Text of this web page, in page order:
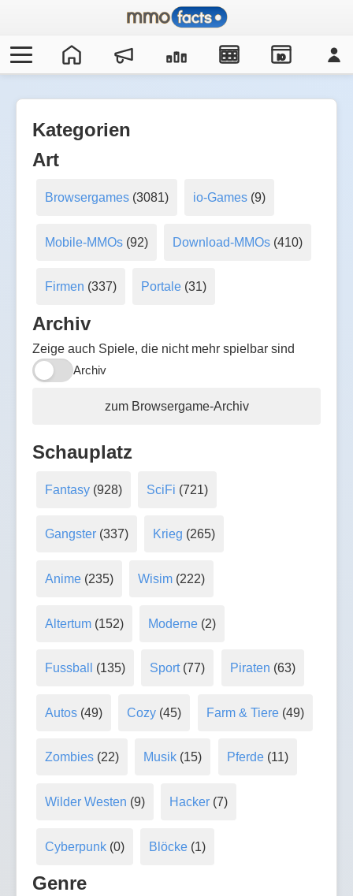
IO
Kategorien
Art
Browsergames(3081) io-Games (9)
Mobile-MMOs(92) Download-MMOs (410)
Firmen (337) Portale (31)
Archiv
Zeige auch Spiele, die nicht mehr spielbar sind
Archiv
zum Browsergame-Archiv
Schauplatz
Fantasy(928) SciFi (721)
Gangster(337) Krieg (265)
Anime(235) Wisim (222)
Altertum(152) Moderne (2)
Fussball (135) Sport(77) Piraten (63)
Autos(49) Cozy (45) Farm & Tiere(49)
Zombies(22) Musik (15) Pferde(11)
Wilder Westen (9) Hacker (7)
Cyberpunk(0) Blöcke (1)
Genre